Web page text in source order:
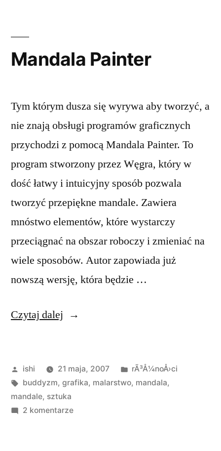
Mandala Painter
Tym którym dusza się wyrywa aby tworzyć, a
nie znają obsługi programów graficznych
przychodzi z pomocą Mandala Painter. To
program stworzony przez Węgra, który w
dość łatwy i intuicyjny sposób pozwala
tworzyć przepiękne mandale. Zawiera
mnóstwo elementów, które wystarczy
przeciągnać na obszar roboczy i zmieniać na
wiele sposobów. Autor zapowiada już
nowszą wersję, która będzie …
Czytaj dalej „Mandala
Opublikowane
przez
ishi 21 maja, 2007
Opublikowano
w
rÃ³Å¼noÅ›ci
Tagi:
buddyzm, grafika, malarstwo, mandala,
mandale, sztuka
2 komentarzedo